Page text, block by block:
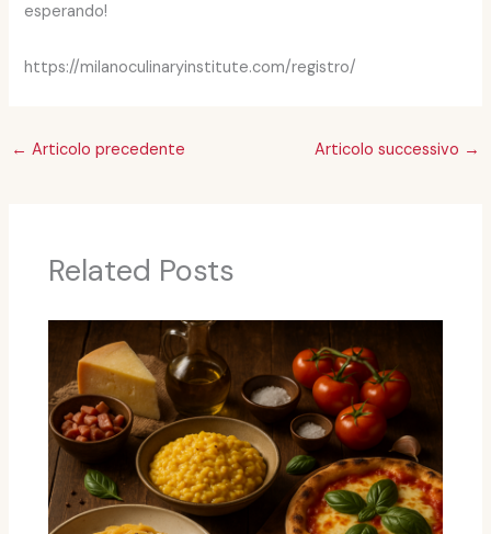
esperando!
https://milanoculinaryinstitute.com/registro/
← Articolo precedente Articolo successivo →
Related Posts